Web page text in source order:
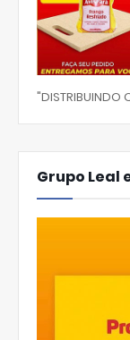
"DISTRIBUINDO
Grupo